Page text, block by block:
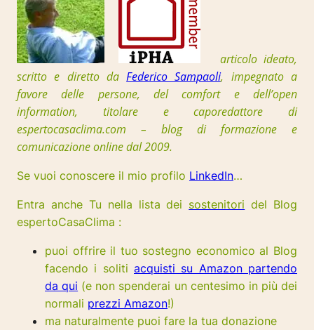
articolo ideato,
scritto e diretto daFederico Sampaoli, impegnato a
favore delle persone, del comfort e dell’open
information, titolare e caporedattore di
espertocasaclima.com – blog di formazione e
comunicazione online dal 2009.
Se vuoi conoscere il mio profilo LinkedIn…
Entra anche Tu nella lista dei sostenitori del Blog
espertoCasaClima :
puoi offrire il tuo sostegno economico al Blog
facendo i soliti acquisti su Amazon partendo
da qui (e non spenderai un centesimo in più dei
normali prezzi Amazon!)
ma naturalmente puoi fare la tua donazione